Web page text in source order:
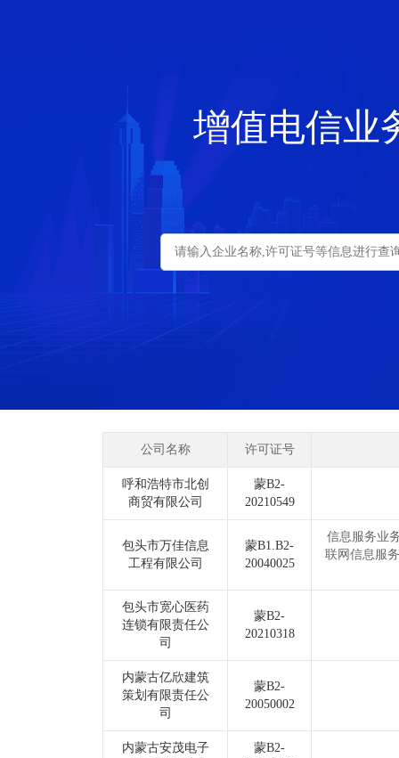
增值电信业
公司名称 许可证号
呼和浩特市北创
商贸有限公司
蒙B2-
20210549
包头市万佳信息
工程有限公司
蒙B1.B2-
20040025
信息服务业
联网信息服
包头市宽心医药
连锁有限责任公
司
蒙B2-
20210318
内蒙古亿欣建筑
策划有限责任公
司
蒙B2-
20050002
内蒙古安茂电子
蒙B2-